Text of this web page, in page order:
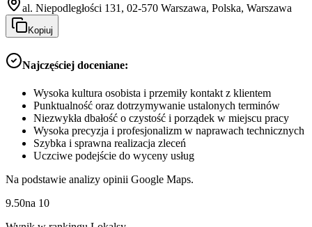
al. Niepodległości 131, 02-570 Warszawa, Polska, Warszawa
Kopiuj
Najczęściej doceniane:
Wysoka kultura osobista i przemiły kontakt z klientem
Punktualność oraz dotrzymywanie ustalonych terminów
Niezwykła dbałość o czystość i porządek w miejscu pracy
Wysoka precyzja i profesjonalizm w naprawach technicznych
Szybka i sprawna realizacja zleceń
Uczciwe podejście do wyceny usług
Na podstawie analizy opinii Google Maps.
9.50na 10